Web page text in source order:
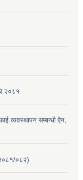
२०८१
व्यवस्थापन सम्बन्धी ऐन,
०८२)